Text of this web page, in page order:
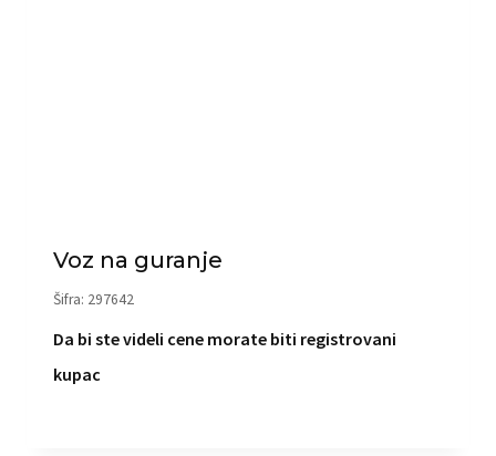
Voz na guranje
Šifra: 297642
Da bi ste videli cene morate biti registrovani
kupac